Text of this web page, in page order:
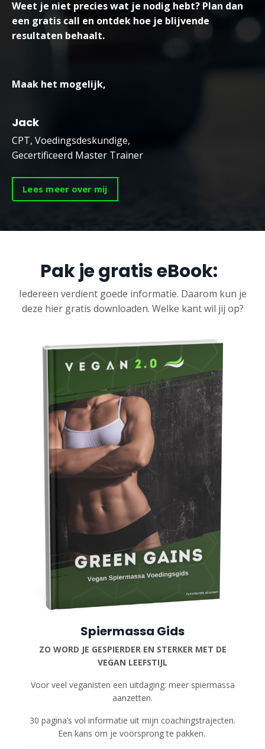
Weet je niet precies wat je nodig hebt? Plan dan
een gratis call en ontdek hoe je blijvende
resultaten behaalt.
Maak het mogelijk,
Jack
CPT, Voedingsdeskundige,
Gecertificeerd Master Trainer
Lees meer over mij
Pak je gratis eBook:
Iedereen verdient goede informatie. Daarom kun je
deze hier gratis downloaden. Welke kant wil jij op?
Spiermassa Gids
ZO WORD JE GESPIERDER EN STERKER MET DE
VEGAN LEEFSTIJL
Voor veel veganisten een uitdaging: meer spiermassa
aanzetten.
30 pagina’s vol informatie uit mijn coachingstrajecten.
Een kans om je voorsprong te pakken.